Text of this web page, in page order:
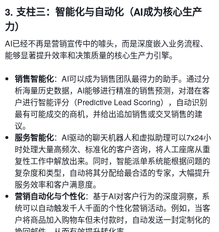
3. 支柱三：智能化与自动化（AI成为核心生产
力）
AI已经不再是营销宣传中的噱头，而是深度嵌入业务流程、
能够显著提升效率和决策质量的核心生产力引擎。
销售智能化：AI可以成为销售团队最得力的助手。通过分
析海量历史数据，AI能够进行精准的销售预测，对潜在客
户进行智能评分（Predictive Lead Scoring），自动识别
最有可能成交的商机，并给出追加销售或交叉销售的建
议。
服务智能化：AI驱动的聊天机器人和虚拟助理可以7x24小
时处理大量高频次、标准化的客户咨询，将人工座席从重
复性工作中解放出来。同时，智能派单系统能根据问题的
复杂度和类型，自动将其分配给最合适的专家，大幅提升
服务效率和客户满意度。
营销自动化与个性化：基于AI对客户行为的深度洞察，系
统可以自动触发千人千面的个性化营销活动。例如，当客
户将商品加入购物车但未付款时，自动发送一封定制化的